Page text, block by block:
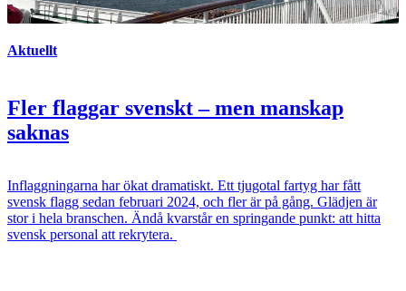
Aktuellt
Fler flaggar svenskt – men manskap
saknas
Inflaggningarna har ökat dramatiskt. Ett tjugotal fartyg har fått
svensk flagg sedan februari 2024, och fler är på gång. Glädjen är
stor i hela branschen. Ändå kvarstår en springande punkt: att hitta
svensk personal att rekrytera.